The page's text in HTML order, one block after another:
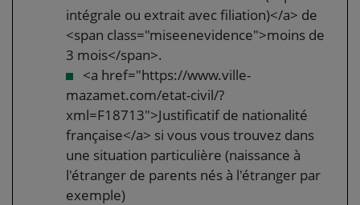
intégrale ou extrait avec filiation)</a> de
<span class="miseenevidence">moins de
3 mois</span>.
<a href="https://www.ville-
mazamet.com/etat-civil/?
xml=F18713">Justificatif de nationalité
française</a> si vous vous trouvez dans
une situation particulière (naissance à
l'étranger de parents nés à l'étranger par
exemple)